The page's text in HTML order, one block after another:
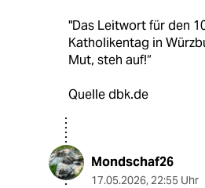
"Das Leitwort für den
Katholikentag in
Mut, steh auf!“
Quelle dbk.de
Mondschaf26
17.05.2026, 22:55 Uhr